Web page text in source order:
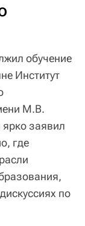
обучение
Институт
М.В.
заявил
где
по